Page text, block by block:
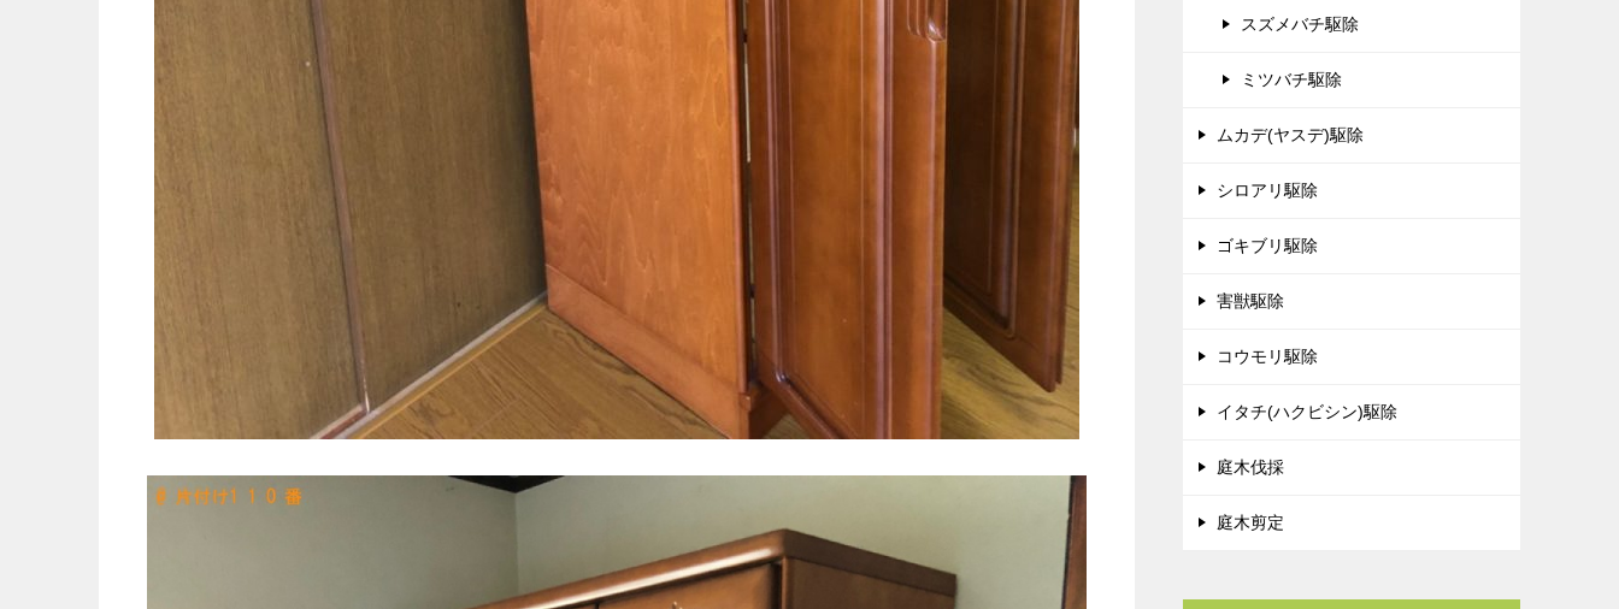
スズメバチ駆除
ミツバチ駆除
ムカデ(ヤスデ)駆除
シロアリ駆除
ゴキブリ駆除
害獣駆除
コウモリ駆除
イタチ(ハクビシン)駆除
庭木伐採
庭木剪定